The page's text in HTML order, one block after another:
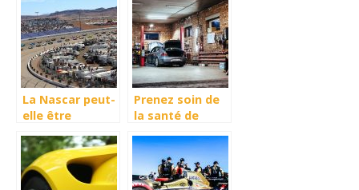
La Nascar peut-
elle être
comme un
sport ?
Prenez soin de
la santé de